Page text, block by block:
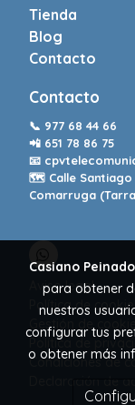
Tienda
Blog
Contacto
Contacto
📞 977 68 44 66
📲 651 78 86 75
📧
🗺️ Calle Santiago
Comarruga
Aviso legal
Política de
Gestión de
Política de
Condiciones de
Casiano
para obtener
nuestros
configurar tus
o obtener más